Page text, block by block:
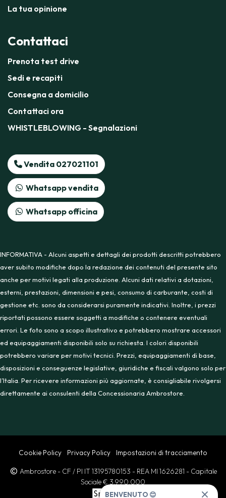
La tua opinione
Contattaci
Prenota test drive
Sedi e recapiti
Consegna a domicilio
Contattaci ora
WHISTLEBLOWING - Segnalazioni
Vendita 027021101
Whatsapp vendita
Whatsapp officina
INFORMATIVA - Alcuni aspetti e dettagli dei prodotti descritti potrebbero
aver subito modifiche dopo la redazione dei contenuti del presente sito
anche per motivi legati alla produzione. Alcuni dati relativi a dotazioni,
esterni, prestazioni, dimensioni e pesi, consumo di carburante, costi di
gestione etc. sono da considerarsi puramente indicativi. Inoltre, i prezzi
riportati possono essere soggetti a modifiche o contenere eventuali
errori. Le foto sono a scopo illustrativo e potrebbero mostrare accessori
ed equipaggiamenti disponibili solo su richiesta. I colori disponibili
potrebbero variare per motivi tecnici. Prezzi, equipaggiamenti di base,
disposizioni e conseguenze legislative, giuridiche e fiscali valgono solo per
l’Italia. Per ricevere informazioni più aggiornate, è consigliabile rivolgersi
direttamente ai consulenti della Concessionaria Ambrostore.
Cookie Policy Privacy Policy Impostazioni di tracciamento
Ambrostore - CF / PI IT 13195780153 - REA MI 1626281 - Capitale
Sociale € 3.990.000
BENVENUTO 😊